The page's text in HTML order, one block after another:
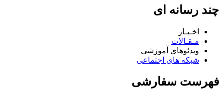
چند رسانه ای
اخـبـار
مـقـالات
ویدئوهای آموزشی
شبکه های اجتماعی
فهرست سفارشی